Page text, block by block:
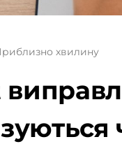
хвилину